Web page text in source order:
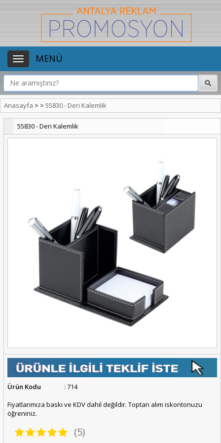
MENÜ
Anasayfa > > 55830 - Deri Kalemlik
55830 - Deri Kalemlik
Ürün Kodu
: 714
Fiyatlarımıza baskı ve KDV dahil değildir. Toptan alım iskontonuzu
öğreniniz.
(5)